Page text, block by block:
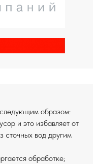
образом:
и это избавляет от
сточных вод другим
обработке;